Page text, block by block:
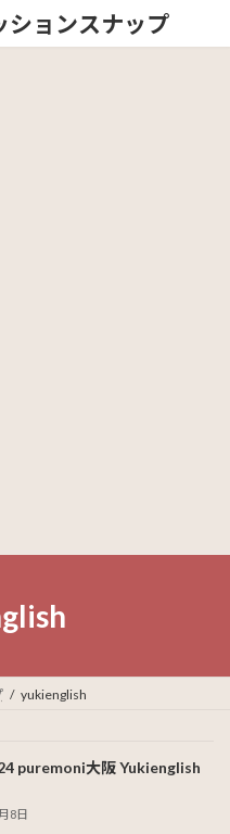
ションスナップ
yukienglish
puremoni大阪 Yukienglish
8日